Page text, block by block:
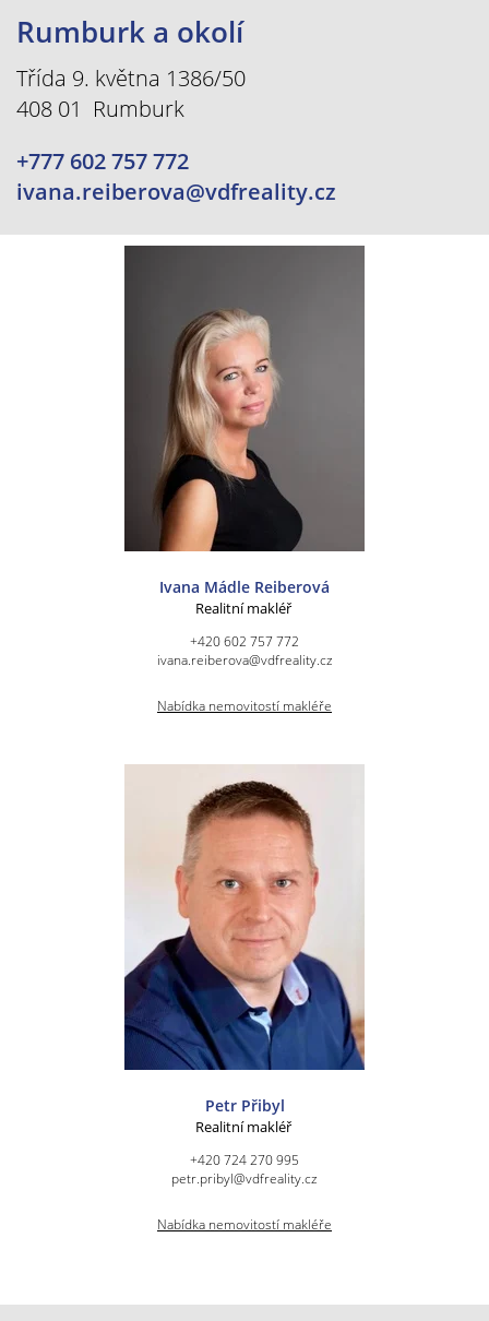
Rumburk a okolí
Třída 9. května 1386/50
408 01 Rumburk
+777 602 757 772
ivana.reiberova@vdfreality.cz
Ivana Mádle Reiberová
Realitní makléř
+420 602 757 772
ivana.reiberova@vdfreality.cz
Nabídka nemovitostí makléře
Petr Přibyl
Realitní makléř
+420 724 270 995
petr.pribyl@vdfreality.cz
Nabídka nemovitostí makléře